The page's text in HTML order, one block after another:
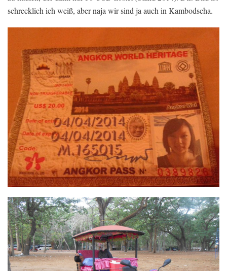
schrecklich ich weiß, aber naja wir sind ja auch in Kambodscha.